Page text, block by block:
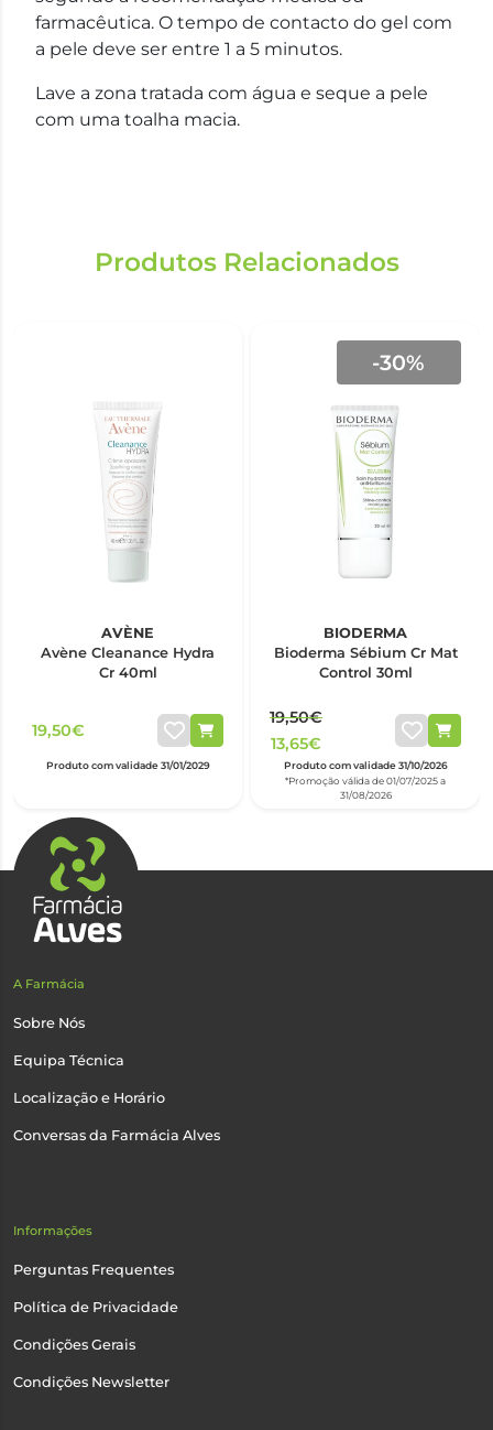
farmacêutica. O tempo de contacto do gel com
a pele deve ser entre 1 a 5 minutos.
Lave a zona tratada com água e seque a pele
com uma toalha macia.
Produtos Relacionados
AVÈNE
Avène Cleanance Hydra
Cr 40ml
19,50€
Produto com validade 31/01/2029
-30%
*Promoção válida de 01/07/2025 a
31/08/2026
BIODERMA
Bioderma Sébium Cr Mat
Control 30ml
19,50€
13,65€
Produto com validade 31/10/2026
A Farmácia
Sobre Nós
Equipa Técnica
Localização e Horário
Conversas da Farmácia Alves
Informações
Perguntas Frequentes
Política de Privacidade
Condições Gerais
Condições Newsletter